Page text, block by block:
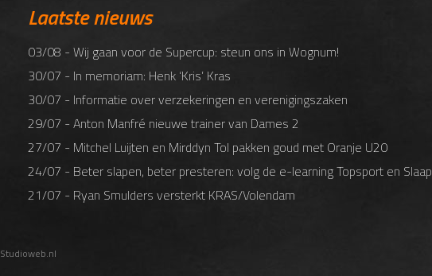
Laatste nieuws
03/08 - Wij gaan voor de Supercup: steun ons in Wognum!
30/07 - In memoriam: Henk ‘Kris’ Kras
30/07 - Informatie over verzekeringen en verenigingszaken
29/07 - Anton Manfré nieuwe trainer van Dames 2
27/07 - Mitchel Luijten en Mirddyn Tol pakken goud met Oranje U20
24/07 - Beter slapen, beter presteren: volg de e-learning Topsport en Slaap
21/07 - Ryan Smulders versterkt KRAS/Volendam
Studioweb.nl